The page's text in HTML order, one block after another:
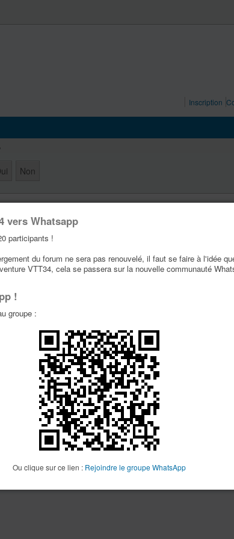
vers Whatsapp
participants !
du forum ne sera pas renouvelé, il faut se faire à l'idée
VTT34, cela se passera sur la nouvelle communauté
!
groupe :
Ou clique sur ce lien : Rejoindre le groupe WhatsApp
Inscription